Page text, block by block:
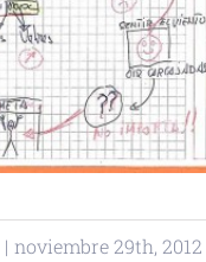
| noviembre 29th, 2012